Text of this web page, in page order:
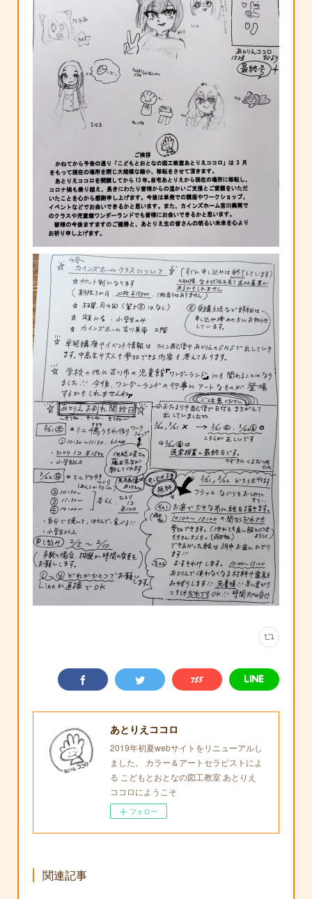
あとりえココロ
2019年初夏webサイトをリニューアルし
ました。 カラー＆アートセラピストによ
る こどもとおとなの図工教室 あとりえ
ココロにようこそ
フォロー
関連記事